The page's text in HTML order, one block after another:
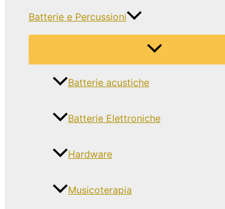
Batterie e Percussioni
Batterie acustiche
Batterie Elettroniche
Hardware
Musicoterapia